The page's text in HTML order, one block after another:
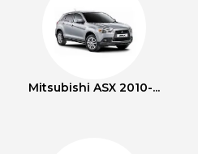
Mitsubishi ASX 2010-...